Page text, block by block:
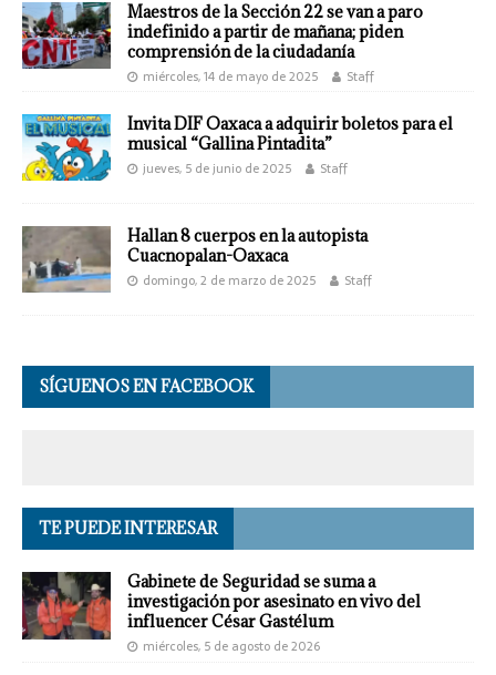
Maestros de la Sección 22 se van a paro
indefinido a partir de mañana; piden
comprensión de la ciudadanía
miércoles, 14 de mayo de 2025 Staff
Invita DIF Oaxaca a adquirir boletos para el
musical “Gallina Pintadita”
jueves, 5 de junio de 2025 Staff
Hallan 8 cuerpos en la autopista
Cuacnopalan-Oaxaca
domingo, 2 de marzo de 2025 Staff
SÍGUENOS EN FACEBOOK
TE PUEDE INTERESAR
Gabinete de Seguridad se suma a
investigación por asesinato en vivo del
influencer César Gastélum
miércoles, 5 de agosto de 2026